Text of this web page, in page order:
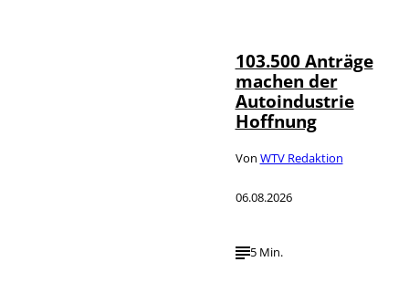
103.500 Anträge
machen der
Autoindustrie
Hoffnung
Von WTV Redaktion
06.08.2026
5 Min.